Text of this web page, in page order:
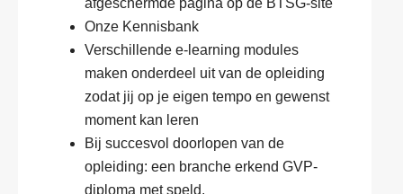
afgeschermde pagina op de BTSG-site
Onze Kennisbank
Verschillende e-learning modules
maken onderdeel uit van de opleiding
zodat jij op je eigen tempo en gewenst
moment kan leren
Bij succesvol doorlopen van de
opleiding: een branche erkend GVP-
diploma met speld.